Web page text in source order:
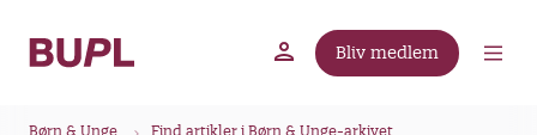
Bliv medlem
Børn & Unge Find artikler i Børn & Unge-arkivet